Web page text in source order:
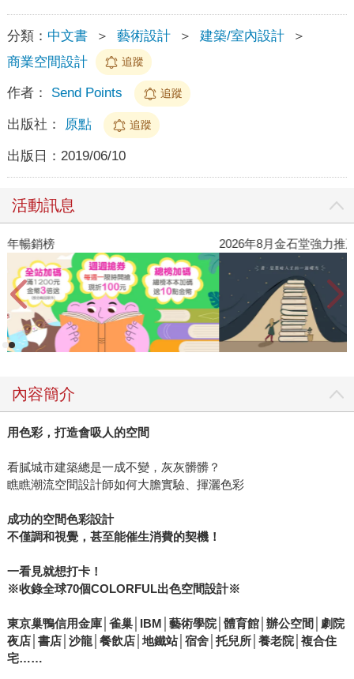
分類： 中文書 ＞ 藝術設計 ＞ 建築/室內設計
＞
商業空間設計
追蹤
作者： Send Points 追蹤
出版社： 原點 追蹤
出版日： 2019/06/10
活動訊息
2026年8月金石堂強力推薦
內容簡介
用色彩，打造會吸人的空間
看膩城市建築總是一成不變，灰灰髒髒？
瞧瞧潮流空間設計師如何大膽實驗、揮灑色彩
成功的空間色彩設計
不僅調和視覺，甚至能催生消費的契機！
一看見就想打卡！
※收錄全球70個COLORFUL出色空間設計※
東京巢鴨信用金庫│雀巢│IBM│藝術學院│體育館│辦公空間│劇院
夜店│書店│沙龍│餐飲店│地鐵站│宿舍│托兒所│養老院│複合住
宅……